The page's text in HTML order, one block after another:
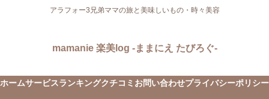
アラフォー3兄弟ママの旅と美味しいもの・時々美容
mamanie 楽美log -ままにえ たびろぐ-
ホームサービスランキングクチコミ お問い合わせプライバシーポリシー